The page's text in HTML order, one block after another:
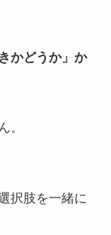
かどうか」か
。
択肢を一緒に